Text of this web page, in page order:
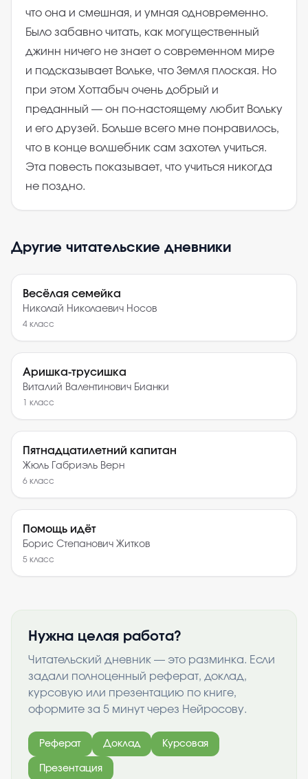
что она и смешная, и умная одновременно.
Было забавно читать, как могущественный
джинн ничего не знает о современном мире
и подсказывает Вольке, что Земля плоская. Но
при этом Хоттабыч очень добрый и
преданный — он по-настоящему любит Вольку
и его друзей. Больше всего мне понравилось,
что в конце волшебник сам захотел учиться.
Эта повесть показывает, что учиться никогда
не поздно.
Другие читательские дневники
Весёлая семейка
Николай Николаевич Носов
4 класс
Аришка-трусишка
Виталий Валентинович Бианки
1 класс
Пятнадцатилетний капитан
Жюль Габриэль Верн
6 класс
Помощь идёт
Борис Степанович Житков
5 класс
Нужна целая работа?
Читательский дневник — это разминка. Если
задали полноценный реферат, доклад,
курсовую или презентацию по книге,
оформите за 5 минут через Нейросову.
Реферат Доклад Курсовая
Презентация